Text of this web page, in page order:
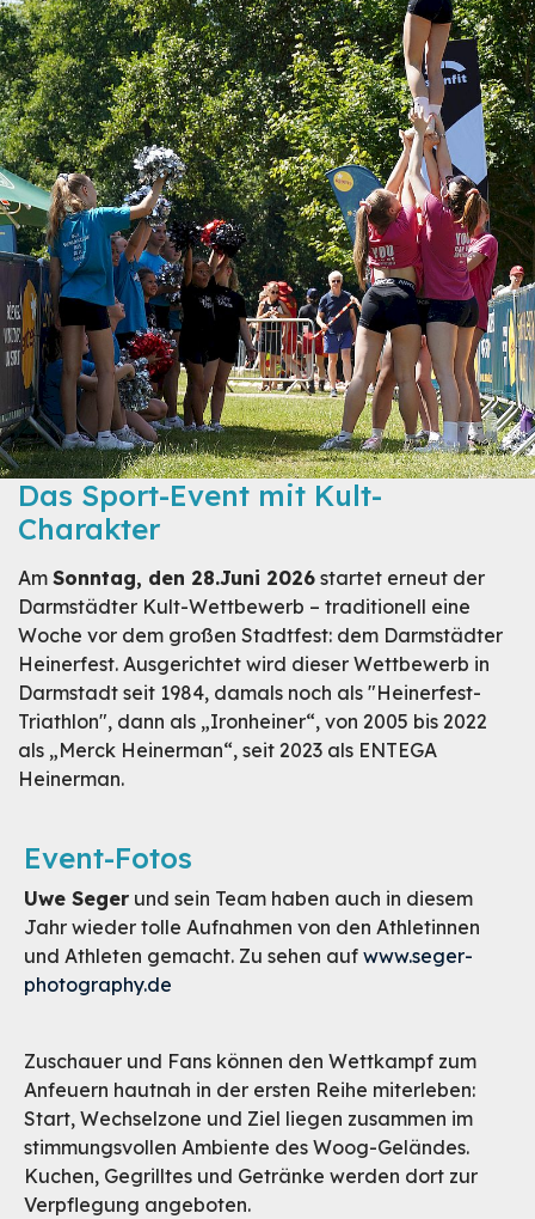
Das Sport-Event mit Kult-
Charakter
Am Sonntag, den 28.Juni 2026 startet erneut der
Darmstädter Kult-Wettbewerb – traditionell eine
Woche vor dem großen Stadtfest: dem Darmstädter
Heinerfest. Ausgerichtet wird dieser Wettbewerb in
Darmstadt seit 1984, damals noch als "Heinerfest-
Triathlon", dann als „Ironheiner“, von 2005 bis 2022
als „Merck Heinerman“, seit 2023 als ENTEGA
Heinerman.
Event-Fotos
Uwe Seger und sein Team haben auch in diesem
Jahr wieder tolle Aufnahmen von den Athletinnen
und Athleten gemacht. Zu sehen auf www.seger-
photography.de
Zuschauer und Fans können den Wettkampf zum
Anfeuern hautnah in der ersten Reihe miterleben:
Start, Wechselzone und Ziel liegen zusammen im
stimmungsvollen Ambiente des Woog-Geländes.
Kuchen, Gegrilltes und Getränke werden dort zur
Verpflegung angeboten.